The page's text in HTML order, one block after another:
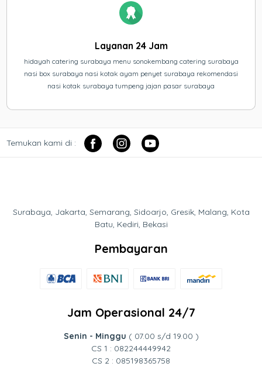
Layanan 24 Jam
hidayah catering surabaya menu sonokembang catering surabaya
nasi box surabaya nasi kotak ayam penyet surabaya rekomendasi
nasi kotak surabaya tumpeng jajan pasar surabaya
Temukan kami di :
Surabaya, Jakarta, Semarang, Sidoarjo, Gresik, Malang, Kota
Batu, Kediri, Bekasi
Pembayaran
Jam Operasional 24/7
Senin - Minggu ( 07.00 s/d 19.00 )
CS 1 : 082244449942
CS 2 : 085198365758